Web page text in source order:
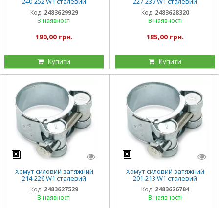
оцинкований
Код: 2483629929
В наявності
190,00 грн.
Купити
оцинкований
Код: 2483628320
В наявності
185,00 грн.
Купити
Хомут силовий затяжний
214-226 W1 сталевий
оцинкований
Код: 2483627529
В наявності
Хомут силовий затяжний
201-213 W1 сталевий
оцинкований
Код: 2483626784
В наявності